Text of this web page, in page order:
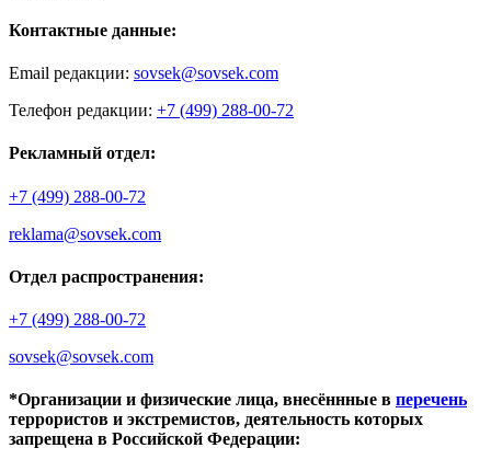
Контактные данные:
Email редакции: sovsek@sovsek.com
Телефон редакции: +7 (499) 288-00-72
Рекламный отдел:
+7 (499) 288-00-72
reklama@sovsek.com
Отдел распространения:
+7 (499) 288-00-72
sovsek@sovsek.com
*Организации и физические лица, внесённные в перечень
террористов и экстремистов, деятельность которых
запрещена в Российской Федерации: